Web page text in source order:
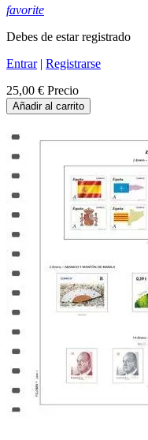
favorite
Debes de estar registrado
Entrar| Registrarse
25,00 € Precio
Añadir al carrito